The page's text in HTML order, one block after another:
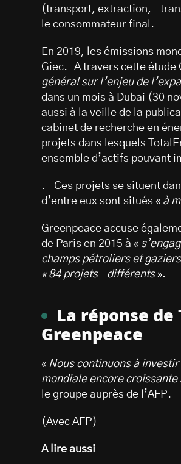
(transport, extraction,
le consommateur final.
En 2019, les émissions
Giec. A travers cette étude
général sur l’enjeu de
dans un mois à Dubai (30
aussi à la veille de la
cabinet de recherche en
projets dans lesquels
ensemble d’actifs pouvant
. Ces projets se situent
d’entre eux sont situés « à
Greenpeace accuse
de Paris en 2015 à «
champs pétroliers et gaziers
« 84 projets
différents».
La réponse
Greenpeace
« Nous continuons à
mondiale encore croissante
le groupe auprès de l’AFP.
(Avec AFP)
A lire aussi